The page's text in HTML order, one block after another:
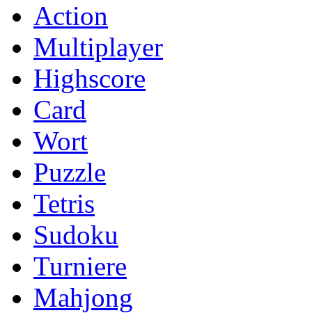
Action
Multiplayer
Highscore
Card
Wort
Puzzle
Tetris
Sudoku
Turniere
Mahjong